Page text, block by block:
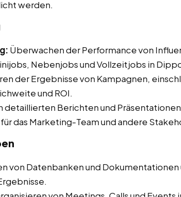
werden.
Überwachen der Performance von
Nebenjobs und Vollzeitjobs in
der Ergebnisse von Kampagnen,
und ROI.
detaillierten Berichten und
das Marketing-Team und andere
von Datenbanken und Dokumentationen